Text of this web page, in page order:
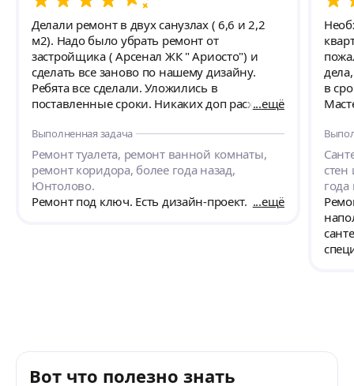
Делали ремонт в двух санузлах ( 6,6 и 2,2
м2). Надо было убрать ремонт от
застройщика ( Арсенал ЖК " Ариосто") и
сделать все заново по нашему дизайну.
Ребята все сделали. Уложились в
поставленные сроки. Никаких доп расходов
всегда на связи. Все вопросы решались
продуктивно, рационально и быстро.
Отдельное спасибо за соблюдение режима
тишины и чистоты в МОПах при вывозе
мусора. После себя оставили чистую
квартиру)) Во время ремонта не получили
ещё
Выполненная задача
Ремонт туалета, ремонт ванной комнаты,
ремонт коридора, более года назад,
Юнтолово.
Ремонт под ключ. Есть дизайн-проект.
ещё
в
мои
еще!
стен
года
Вот что полезно знать